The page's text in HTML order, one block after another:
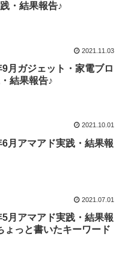
・結果報告♪
2021.11.03
月ガジェット・家電ブロ
結果報告♪
2021.10.01
月アマアド実践・結果報
2021.07.01
月アマアド実践・結果報
ょっと書いたキーワード